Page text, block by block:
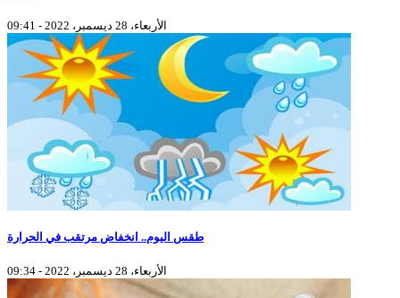
الأربعاء، 28 ديسمبر، 2022 - 09:41
طقس اليوم.. انخفاض مرتقب في الحرارة
الأربعاء، 28 ديسمبر، 2022 - 09:34